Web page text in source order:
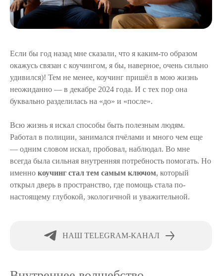
Если бы год назад мне сказали, что я каким-то образом
окажусь связан с коучингом, я бы, наверное, очень сильно
удивился)! Тем не менее, коучинг пришёл в мою жизнь
неожиданно — в декабре 2024 года. И с тех пор она
буквально разделилась на «до» и «после».
Всю жизнь я искал способы быть полезным людям.
Работал в полиции, занимался пчёлами и много чем еще
— одним словом искал, пробовал, наблюдал. Во мне
всегда была сильная внутренняя потребность помогать. Но
именно коучинг стал тем самым ключом, который
открыл дверь в пространство, где помощь стала по-
настоящему глубокой, экологичной и уважительной.
НАШ TELEGRAM-КАНАЛ